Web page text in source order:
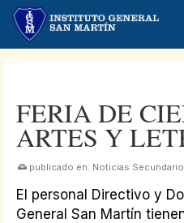
FERIA DE
ARTES Y
publicado en: Noticias Secundario
El personal Directivo y
General San Martín